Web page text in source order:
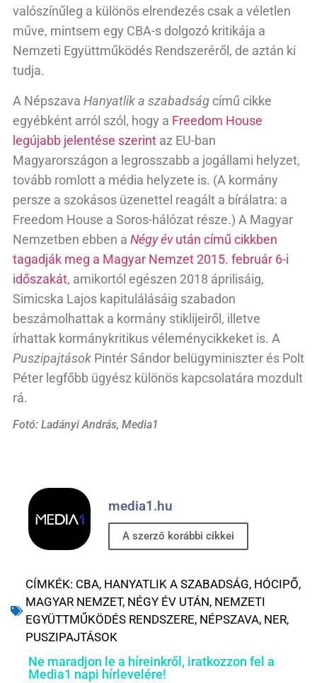
valószínűleg a különös elrendezés csak a véletlen
műve, mintsem egy CBA-s dolgozó kritikája a
Nemzeti Együttműködés Rendszeréről, de aztán ki
tudja.
A Népszava Hanyatlik a szabadság című cikke
egyébként arról szól, hogy a Freedom House
legújabb jelentése szerint az EU-ban
Magyarországon a legrosszabb a jogállami helyzet,
tovább romlott a média helyzete is. (A kormány
persze a szokásos üzenettel reagált a bírálatra: a
Freedom House a Soros-hálózat része.) A Magyar
Nemzetben ebben a Négy évután című cikkben
tagadják meg a Magyar Nemzet 2015. február 6-i
időszakát, amikortól egészen 2018 áprilisáig,
Simicska Lajos kapitulálásáig szabadon
beszámolhattak a kormány stiklijeiről, illetve
írhattak kormánykritikus véleménycikkeket is. A
Puszipajtások Pintér Sándor belügyminiszter és Polt
Péter legfőbb ügyész különös kapcsolatára mozdult
rá.
Fotó: Ladányi András, Media1
media1.hu
A szerző korábbi cikkei
CÍMKÉK: CBA, HANYATLIK A SZABADSÁG, HÓCIPŐ,
MAGYAR NEMZET, NÉGY ÉV UTÁN, NEMZETI
EGYÜTTMŰKÖDÉS RENDSZERE, NÉPSZAVA, NER,
PUSZIPAJTÁSOK
Ne maradjon le a híreinkről, iratkozzon fel a
Media1 napi hírlevelére!